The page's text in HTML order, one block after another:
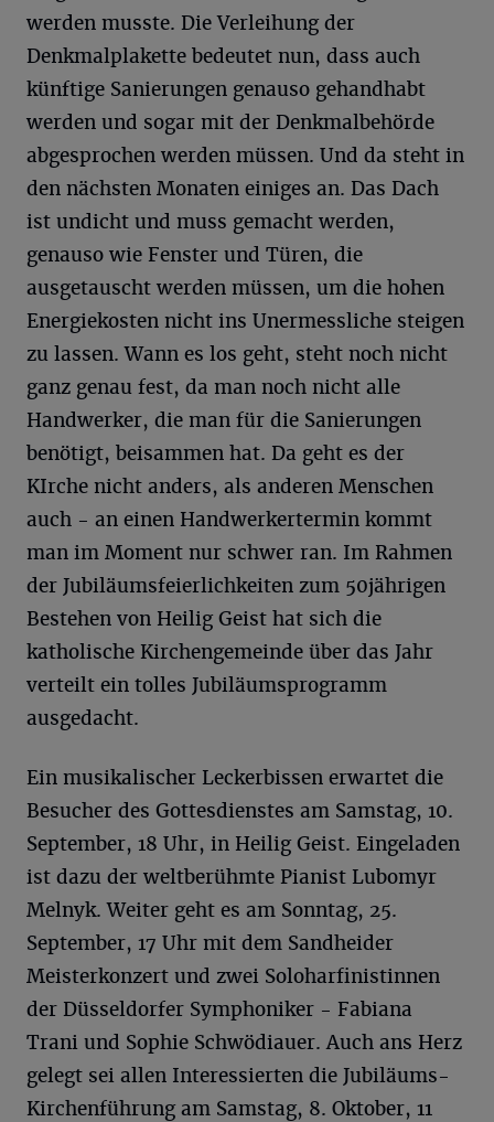
werden musste. Die Verleihung der
Denkmalplakette bedeutet nun, dass auch
künftige Sanierungen genauso gehandhabt
werden und sogar mit der Denkmalbehörde
abgesprochen werden müssen. Und da steht in
den nächsten Monaten einiges an. Das Dach
ist undicht und muss gemacht werden,
genauso wie Fenster und Türen, die
ausgetauscht werden müssen, um die hohen
Energiekosten nicht ins Unermessliche steigen
zu lassen. Wann es los geht, steht noch nicht
ganz genau fest, da man noch nicht alle
Handwerker, die man für die Sanierungen
benötigt, beisammen hat. Da geht es der
KIrche nicht anders, als anderen Menschen
auch - an einen Handwerkertermin kommt
man im Moment nur schwer ran. Im Rahmen
der Jubiläumsfeierlichkeiten zum 50jährigen
Bestehen von Heilig Geist hat sich die
katholische Kirchengemeinde über das Jahr
verteilt ein tolles Jubiläumsprogramm
ausgedacht.
Ein musikalischer Leckerbissen erwartet die
Besucher des Gottesdienstes am Samstag, 10.
September, 18 Uhr, in Heilig Geist. Eingeladen
ist dazu der weltberühmte Pianist Lubomyr
Melnyk. Weiter geht es am Sonntag, 25.
September, 17 Uhr mit dem Sandheider
Meisterkonzert und zwei Soloharfinistinnen
der Düsseldorfer Symphoniker - Fabiana
Trani und Sophie Schwödiauer. Auch ans Herz
gelegt sei allen Interessierten die Jubiläums-
Kirchenführung am Samstag, 8. Oktober, 11